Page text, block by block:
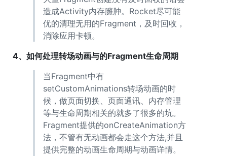
造成Activity内存臃肿。Rocket尽可能
优的清理无用的Fragment，及时回收，
消除应用卡顿。
4、如何处理转场动画与的Fragment生命周期
当Fragment中有
setCustomAnimations转场动画的时
候，做页面切换、页面通讯、内存管理
等与生命周期相关的就多了很多的坑。
Fragment提供的onCreateAnimation方
法，不管有无动画都会走这个方法,并且
提供完整的动画生命周期与动画详情。